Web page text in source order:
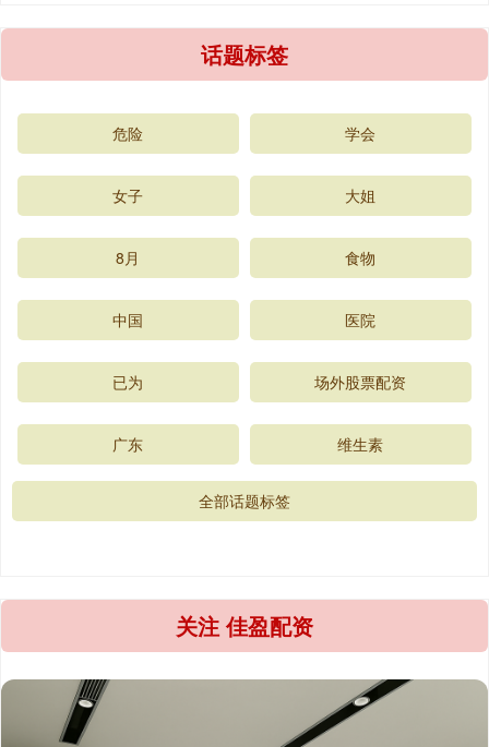
话题标签
危险 学会
女子 大姐
8月 食物
中国 医院
已为 场外股票配资
广东 维生素
全部话题标签
关注 佳盈配资